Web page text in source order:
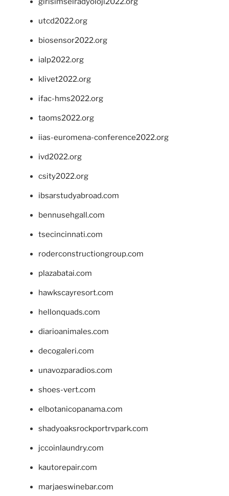
utcd2022.org
biosensor2022.org
ialp2022.org
klivet2022.org
ifac-hms2022.org
taoms2022.org
iias-euromena-conference2022.org
ivd2022.org
csity2022.org
ibsarstudyabroad.com
bennusehgall.com
tsecincinnati.com
roderconstructiongroup.com
plazabatai.com
hawkscayresort.com
hellonquads.com
diarioanimales.com
decogaleri.com
unavozparadios.com
shoes-vert.com
elbotanicopanama.com
shadyoaksrockportrvpark.com
jccoinlaundry.com
kautorepair.com
marjaeswinebar.com